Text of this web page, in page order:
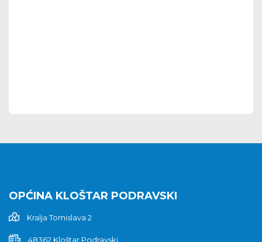
OPĆINA KLOŠTAR PODRAVSKI
Kralja Tomislava 2
48362 Kloštar Podravski